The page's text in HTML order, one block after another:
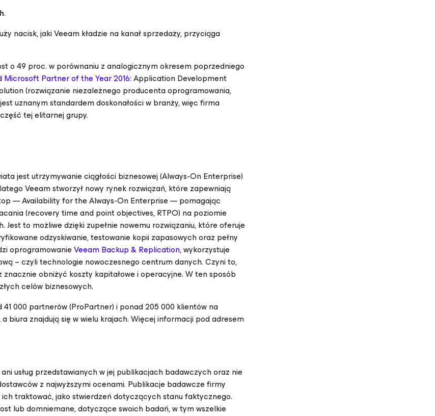
.
nacisk, jaki Veeam kładzie na kanał sprzedaży, przyciąga
o 49 proc. w porównaniu z analogicznym okresem poprzedniego
Microsoft Partner of the Year 2016:Application Development
(rozwiązanie niezależnego producenta oprogramowania,
uznanym standardem doskonałości w branży, więc firma
tej elitarnej grupy.
jest utrzymywanie ciągłości biznesowej (Always-On Enterprise)
Veeam stworzył nowy rynek rozwiązań, które zapewniają
—Availability for the Always-On Enterprise— pomagając
(recovery time and point objectives, RTPO) na poziomie
to możliwe dzięki zupełnie nowemu rozwiązaniu, które oferuje
odzyskiwanie, testowanie kopii zapasowych oraz pełny
oprogramowanieVeeam Backup & Replication, wykorzystuje
– czyli technologie nowoczesnego centrum danych. Czyni to,
obniżyć koszty kapitałowe i operacyjne. W ten sposób
celów biznesowych.
000 partnerów (ProPartner) i ponad 205 000 klientów na
biura znajdują się w wielu krajach. Więcej informacji pod adresem
usług przedstawianych w jej publikacjach badawczych oraz nie
z najwyższymi ocenami. Publikacje badawcze firmy
traktować, jako stwierdzeń dotyczących stanu faktycznego.
lub domniemane, dotyczące swoich badań, w tym wszelkie